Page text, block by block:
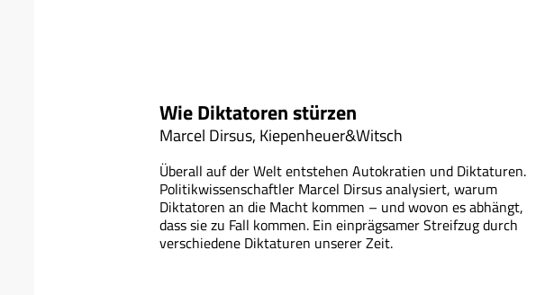
Wie Diktatoren stürzen
Marcel Dirsus, Kiepenheuer&Witsch
Überall auf der Welt entstehen Autokratien und Diktaturen.
Politikwissenschaftler Marcel Dirsus analysiert, warum
Diktatoren an die Macht kommen – und wovon es abhängt,
dass sie zu Fall kommen. Ein einprägsamer Streifzug durch
verschiedene Diktaturen unserer Zeit.